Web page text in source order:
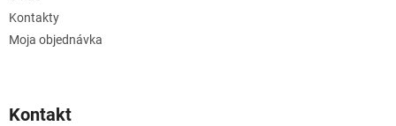
Kontakty
Moja objednávka
Kontakt